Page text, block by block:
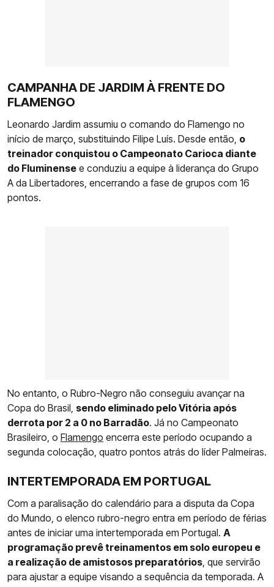
CAMPANHA DE JARDIM À FRENTE DO
FLAMENGO
Leonardo Jardim assumiu o comando do Flamengo no
início de março, substituindo Filipe Luís. Desde então, o
treinador conquistou o Campeonato Carioca diante
do Fluminense e conduziu a equipe à liderança do Grupo
A da Libertadores, encerrando a fase de grupos com 16
pontos.
No entanto, o Rubro-Negro não conseguiu avançar na
Copa do Brasil, sendo eliminado pelo Vitória após
derrota por 2 a 0 no Barradão. Já no Campeonato
Brasileiro, o Flamengo encerra este período ocupando a
segunda colocação, quatro pontos atrás do líder Palmeiras.
INTERTEMPORADA EM PORTUGAL
Com a paralisação do calendário para a disputa da Copa
do Mundo, o elenco rubro-negro entra em período de férias
antes de iniciar uma intertemporada em Portugal. A
programação prevê treinamentos em solo europeu e
a realização de amistosos preparatórios , que servirão
para ajustar a equipe visando a sequência da temporada. A